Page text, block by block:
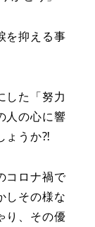
を抑える事
した「努力
人の心に響
ょうか⁈
コロナ禍で
しその様な
り、その優